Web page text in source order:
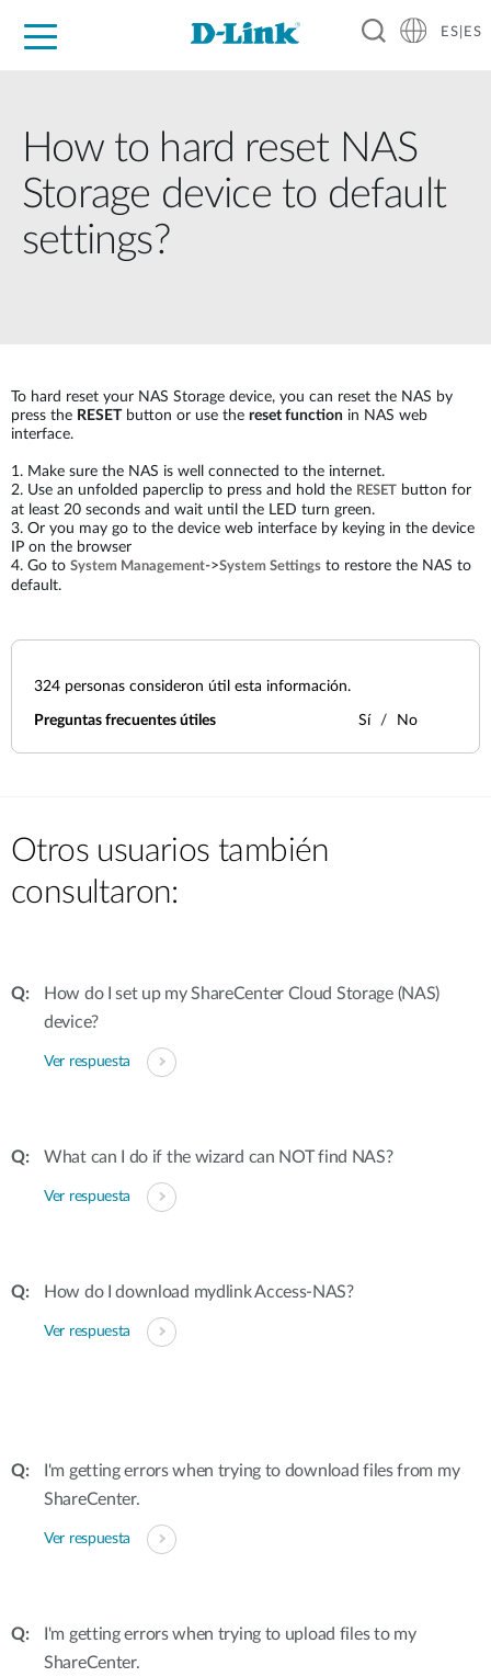
ES|ES
How to hard reset NAS
Storage device to default
settings?
To hard reset your NAS Storage device, you can reset the NAS by
press the RESET button or use the reset function in NAS web
interface.
1. Make sure the NAS is well connected to the internet.
2. Use an unfolded paperclip to press and hold the RESET button for
at least 20 seconds and wait until the LED turn green.
3. Or you may go to the device web interface by keying in the device
IP on the browser
4. Go to System Management->System Settings to restore the NAS to
default.
324 personas consideron útil esta información.
Preguntas frecuentes útiles Sí No
Otros usuarios también
consultaron:
How do I set up my ShareCenter Cloud Storage (NAS)
device?
Ver respuesta
What can I do if the wizard can NOT find NAS?
Ver respuesta
How do I download mydlink Access-NAS?
Ver respuesta
I'm getting errors when trying to download files from my
ShareCenter.
Ver respuesta
I'm getting errors when trying to upload files to my
ShareCenter.